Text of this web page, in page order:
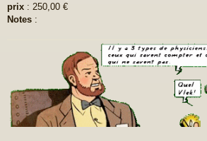
prix : 250,00 €
Notes :